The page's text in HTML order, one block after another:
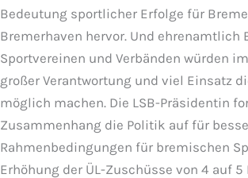
Bedeutung sportlicher Erfolge für
Bremerhaven hervor. Und ehrenamtlich
Sportvereinen und Verbänden würden
großer Verantwortung und viel Einsatz
möglich machen. Die LSB-Präsidentin
Zusammenhang die Politik auf für
Rahmenbedingungen für bremischen
Erhöhung der ÜL-Zuschüsse von 4 auf